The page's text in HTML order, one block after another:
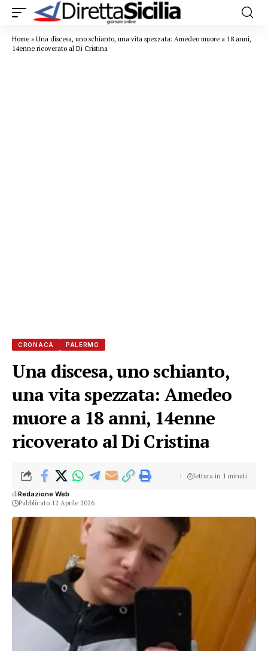
Home » Una discesa, uno schianto, una vita spezzata: Amedeo muore a 18 anni,
14enne ricoverato al Di Cristina
CRONACA PALERMO
Una discesa, uno schianto,
una vita spezzata: Amedeo
muore a 18 anni, 14enne
ricoverato al Di Cristina
diRedazione Web
Pubblicato 12 Aprile 2026
lettura in 1 minuti